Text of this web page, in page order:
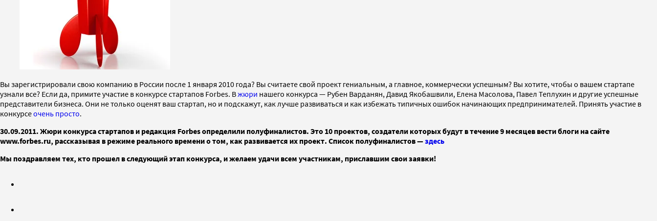
Вы зарегистрировали свою компанию в России после 1 января 2010 года? Вы считаете свой проект гениальным, а главное, коммерчески успешным? Вы хотите, чтобы о вашем стартапе
узнали все? Если да, примите участие в конкурсе стартапов Forbes. Вжюри нашего конкурса — Рубен Варданян, Давид Якобашвили, Елена Масолова, Павел Теплухин и другие успешные
представители бизнеса. Они не только оценят ваш стартап, но и подскажут, как лучше развиваться и как избежать типичных ошибок начинающих предпринимателей. Принять участие в
конкурсеочень просто.
30.09.2011. Жюри конкурса стартапов и редакция Forbes определили полуфиналистов. Это 10 проектов, создатели которых будут в течение 9 месяцев вести блоги на сайте
www.forbes.ru, рассказывая в режиме реального времени о том, как развивается их проект. Список полуфиналистов —здесь
Мы поздравляем тех, кто прошел в следующий этап конкурса, и желаем удачи всем участникам, приславшим свои заявки!